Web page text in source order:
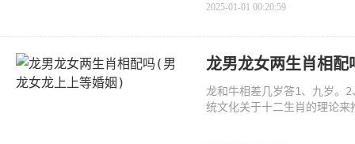
2025-01-01 00:20:59
龙男龙女两生肖相
龙和牛相差几岁答1、九岁。
统文化关于十二生肖的理论